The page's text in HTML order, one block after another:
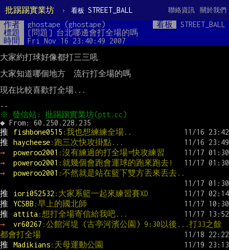
批踢踢實業坊 › 看板 STREET_BALL 關於我們
聯絡資訊
作者 ghostape (ghostape) 看板
STREET_BALL
標題
[問題] 台北哪邊會打全場的嗎
時間
Fri Nov 16 23:40:49 2007
大家約打球好像都打三三吼
大家知道哪個地方  流行打全場的嗎
現在比較喜歡打全場...
推
fishbone0515 :我也想練練全場..
推
haycheese:跑三次快攻掛點...
→
poweroo2001 :沒有練過的打全場=快攻練習
→
poweroo2001 :就幾個會跑會運球的跑來跑去!
→
poweroo2001 :不然就是站在籃下雙方丟來丟去..
推 iori052532 :大家系籃一起來練習賽XD
推
YCSBB :早上的國北師
推
attita :想打全場寄信給我吧...
→
vr60267 :公館河堤 (古亭河濱公園) 9:30以後...打33之餘
都會打全場
推
Madikians:天母運動公園